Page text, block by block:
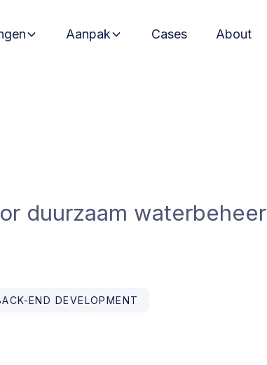
Aanpak Cases About
duurzaam waterbeheer
END DEVELOPMENT